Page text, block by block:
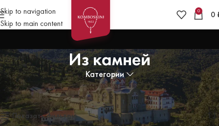
Skip to navigation
Skip to main content
0 0
Из камней
Категории
Главная»Браслеты» Из камней Отображение 1–12 из 62
Показать фильтры